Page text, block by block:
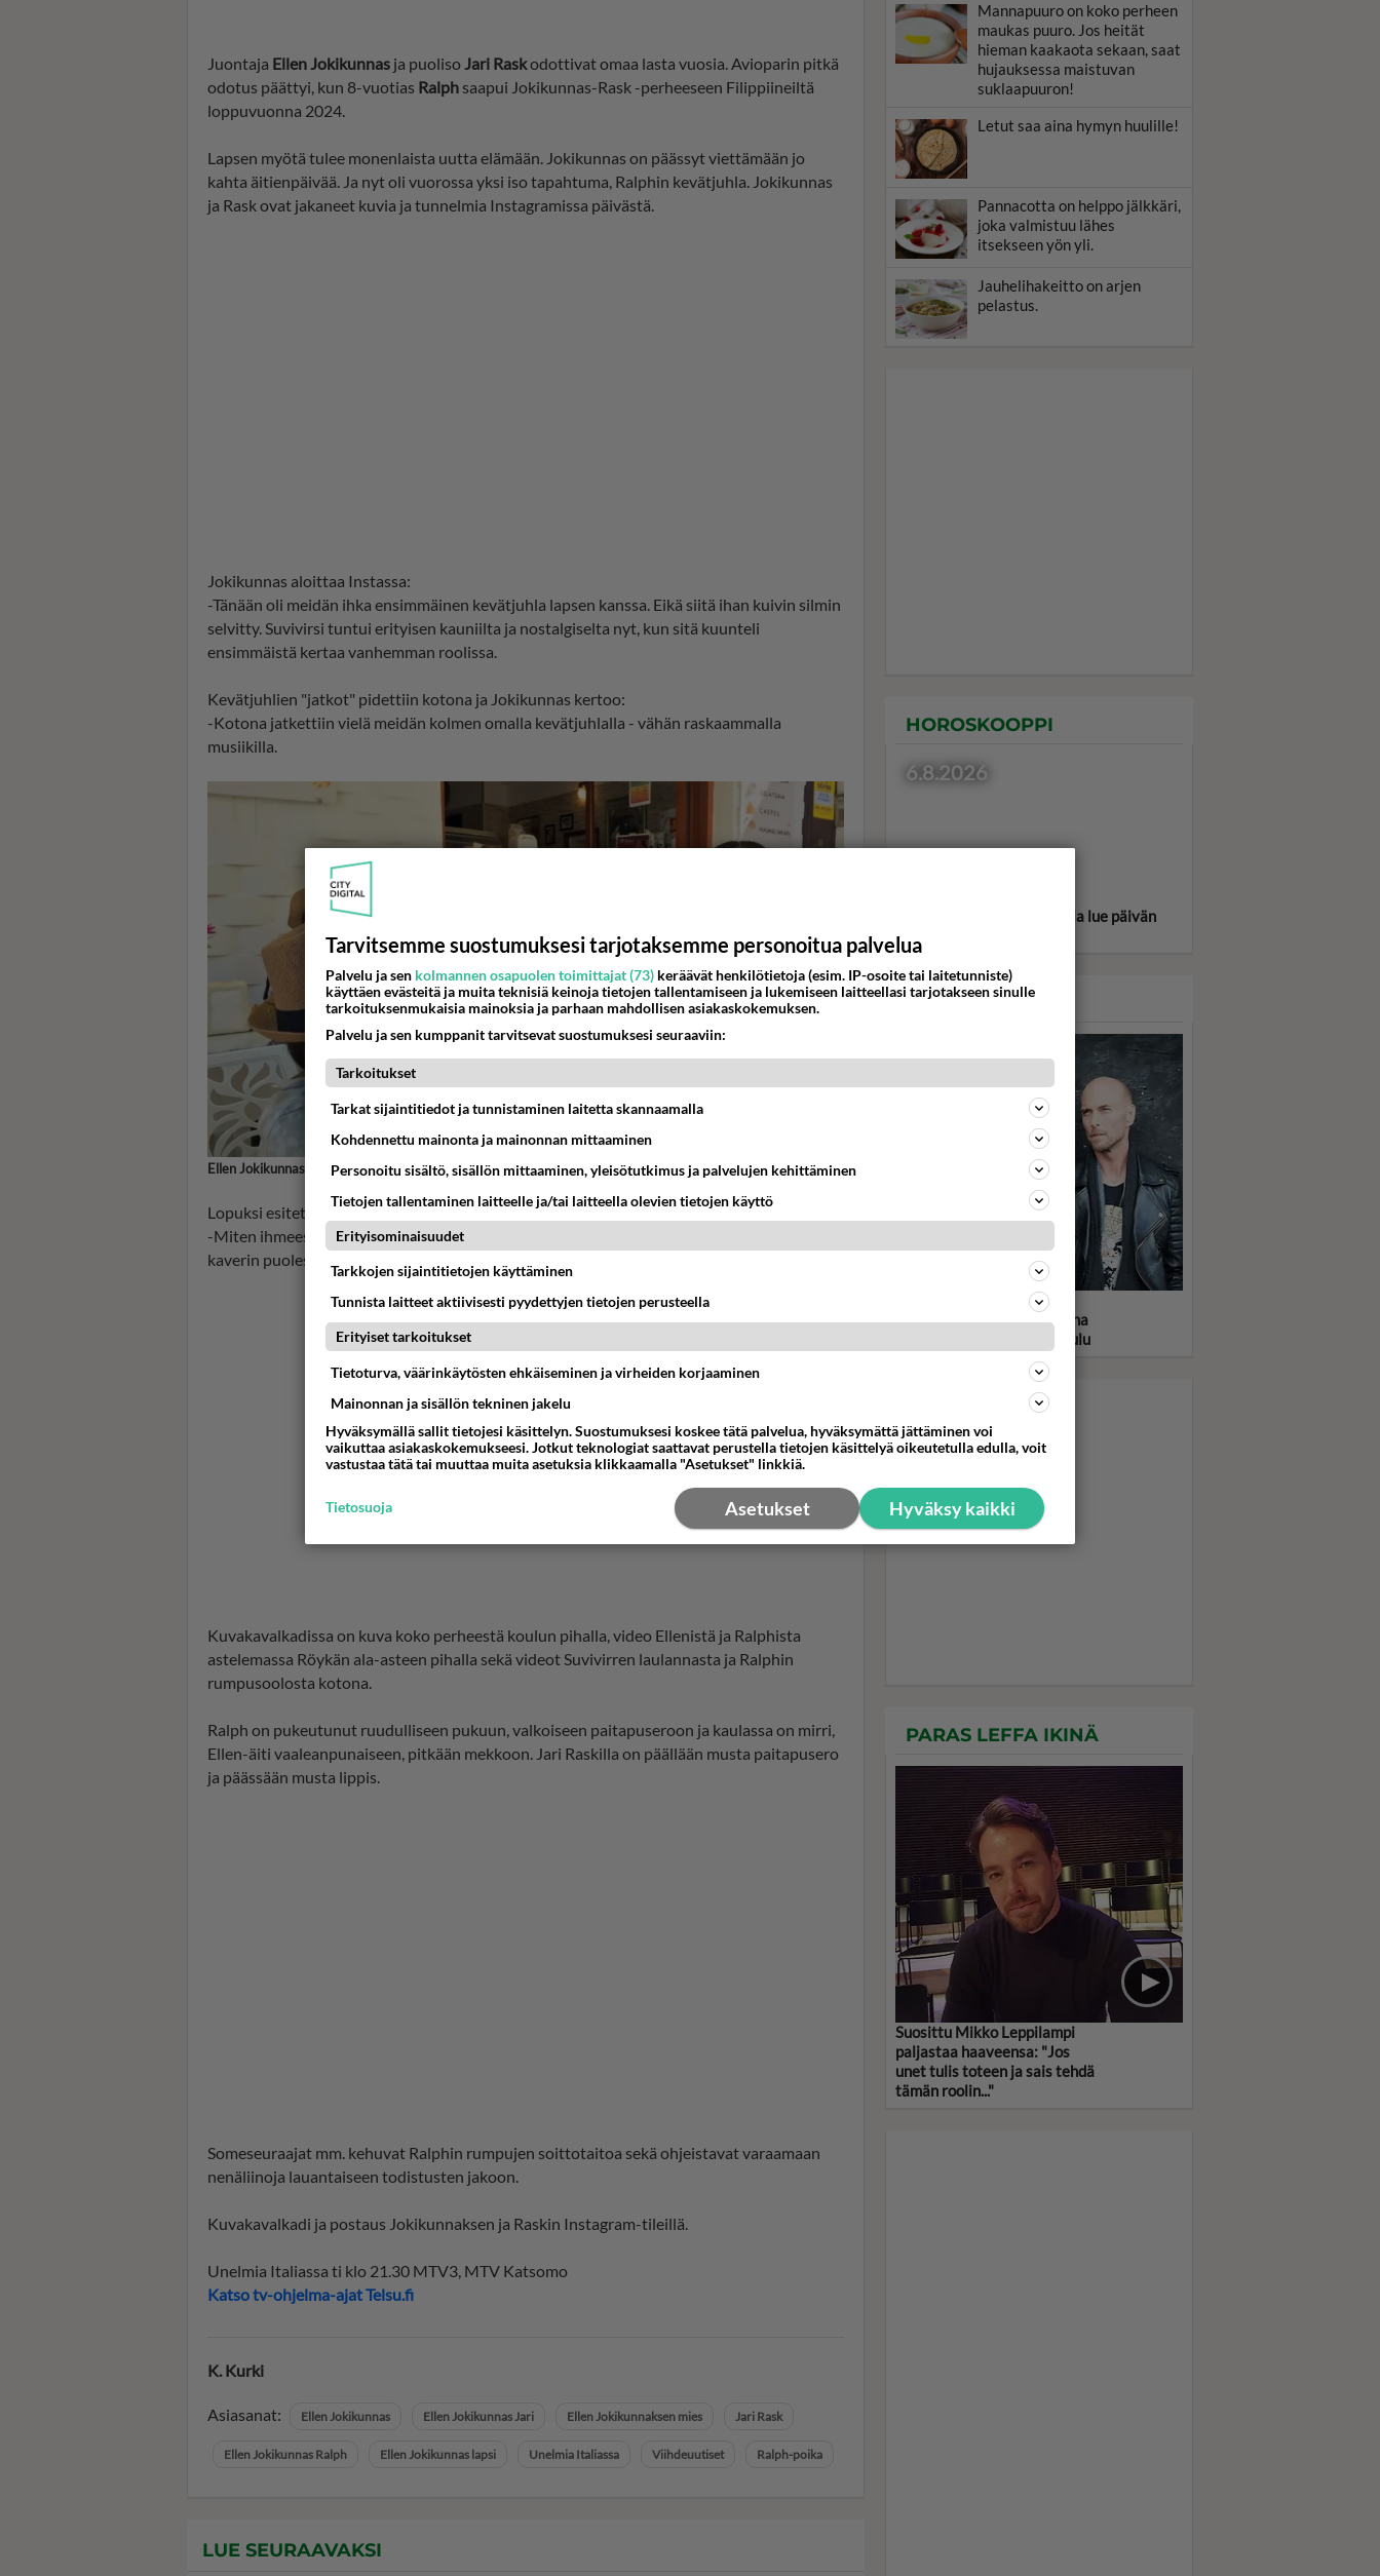
Juontaja Ellen Jokikunnas ja puoliso Jari Raskodottivat omaa lasta vuosia. Avioparin pitkä
odotus päättyi, kun 8-vuotias Ralph saapui Jokikunnas-Rask -perheeseen Filippiineiltä
loppuvuonna 2024.
Lapsen myötä tulee monenlaista uutta elämään. Jokikunnas on päässyt viettämään jo
kahta äitienpäivää. Ja nyt oli vuorossa yksi iso tapahtuma, Ralphin kevätjuhla. Jokikunnas
ja Rask ovat jakaneet kuvia ja tunnelmia Instagramissa päivästä.
Jokikunnas aloittaa Instassa:
-Tänään oli meidän ihka ensimmäinen kevätjuhla lapsen kanssa. Eikä siitä ihan kuivin silmin
selvitty. Suvivirsi tuntui erityisen kauniilta ja nostalgiselta nyt, kun sitä kuunteli
ensimmäistä kertaa vanhemman roolissa.
Kevätjuhlien "jatkot" pidettiin kotona ja Jokikunnas kertoo:
-Kotona jatkettiin vielä meidän kolmen omalla kevätjuhlalla - vähän raskaammalla
musiikilla.
Ellen Jokikunnas ja Ralph-poika Unelmia Italiassa -sarjassa. Kuva: MTV3
Lopuksi esitetään aiheellinen kysymys:
-Miten ihmeessä muuten lauantain todistustenjaosta selviää märsättämättä? Ihan vaan
kaverin puolesta kysyn, Jokikunnas kirjoittaa.
Kuvakavalkadissa on kuva koko perheestä koulun pihalla, video Ellenistä ja Ralphista
astelemassa Röykän ala-asteen pihalla sekä videot Suvivirren laulannasta ja Ralphin
rumpusoolosta kotona.
Ralph on pukeutunut ruudulliseen pukuun, valkoiseen paitapuseroon ja kaulassa on mirri,
Ellen-äiti vaaleanpunaiseen, pitkään mekkoon. Jari Raskilla on päällään musta paitapusero
ja päässään musta lippis.
Someseuraajat mm. kehuvat Ralphin rumpujen soittotaitoa sekä ohjeistavat varaamaan
nenäliinoja lauantaiseen todistusten jakoon.
Kuvakavalkadi ja postaus Jokikunnaksen ja Raskin Instagram-tileillä.
Unelmia Italiassa ti klo 21.30 MTV3, MTV Katsomo
Katso tv-ohjelma-ajat Telsu.fi
K. Kurki
Asiasanat: Ellen Jokikunnas Ellen Jokikunnas Jari Ellen Jokikunnaksen mies Jari Rask
Ellen Jokikunnas Ralph Ellen Jokikunnas lapsi Unelmia Italiassa Viihdeuutiset Ralph-poika
LUE SEURAAVAKSI
Mannapuuro on koko perheen
maukas puuro. Jos heität
hieman kaakaota sekaan, saat
hujauksessa maistuvan
suklaapuuron!
Letut saa aina hymyn huulille!
Pannacotta on helppo jälkkäri,
joka valmistuu lähes
itsekseen yön yli.
Jauhelihakeitto on arjen
pelastus.
HOROSKOOPPI
6.8.2026
Valitse oma tähtimerkkisi ja lue päivän
horoskooppi!
KASARI
Muistatko kuumat Bros-
kaksoset 80-luvulta? Takana
28 v. välirikko ja mykkäkoulu
PARAS LEFFA IKINÄ
Suosittu Mikko Leppilampi
paljastaa haaveensa: "Jos
unet tulis toteen ja sais tehdä
tämän roolin..."
Tarvitsemme suostumuksesi tarjotaksemme personoitua palvelua
Palvelu ja sen kolmannen osapuolen toimittajat (73) keräävät henkilötietoja (esim. IP-osoite tai laitetunniste)
käyttäen evästeitä ja muita teknisiä keinoja tietojen tallentamiseen ja lukemiseen laitteellasi tarjotakseen sinulle
tarkoituksenmukaisia mainoksia ja parhaan mahdollisen asiakaskokemuksen.
Palvelu ja sen kumppanit tarvitsevat suostumuksesi seuraaviin:
Tarkoitukset
Tarkat sijaintitiedot ja tunnistaminen laitetta skannaamalla
Kohdennettu mainonta ja mainonnan mittaaminen
Personoitu sisältö, sisällön mittaaminen, yleisötutkimus ja palvelujen kehittäminen
Tietojen tallentaminen laitteelle ja/tai laitteella olevien tietojen käyttö
Erityisominaisuudet
Tarkkojen sijaintitietojen käyttäminen
Tunnista laitteet aktiivisesti pyydettyjen tietojen perusteella
Erityiset tarkoitukset
Tietoturva, väärinkäytösten ehkäiseminen ja virheiden korjaaminen
Mainonnan ja sisällön tekninen jakelu
Hyväksymällä sallit tietojesi käsittelyn. Suostumuksesi koskee tätä palvelua, hyväksymättä jättäminen voi
vaikuttaa asiakaskokemukseesi. Jotkut teknologiat saattavat perustella tietojen käsittelyä oikeutetulla edulla, voit
vastustaa tätä tai muuttaa muita asetuksia klikkaamalla "Asetukset" linkkiä.
Hyväksy kaikki
Asetukset
Tietosuoja